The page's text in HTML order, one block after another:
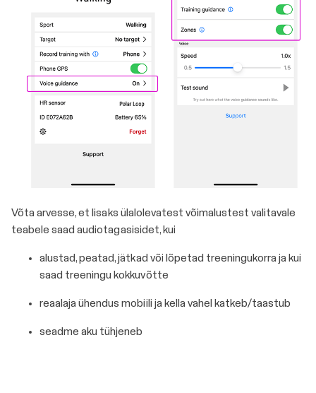
Võta arvesse, et lisaks ülalolevatest võimalustest valitavale
teabele saad audiotagasisidet, kui
alustad, peatad, jätkad või lõpetad treeningukorra ja kui
saad treeningu kokkuvõtte
reaalaja ühendus mobiili ja kella vahel katkeb/taastub
seadme aku tühjeneb